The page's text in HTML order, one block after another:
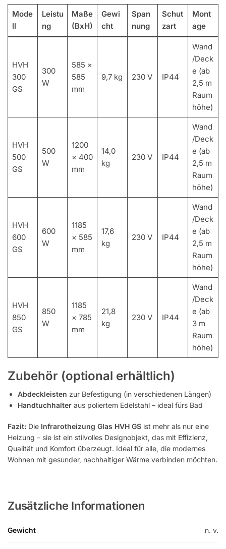
Mode
ll
Leistu
ng
Maße
(BxH)
Gewi
cht
Span
nung
Schut
zart
Mont
age
HVH
300
GS
300
W
585 ×
585
mm
9,7 kg 230 V IP44
Wand
/Deck
e (ab
2,5 m
Raum
höhe)
HVH
500
GS
500
W
1200
× 400
mm
14,0
kg
230 V IP44
Wand
/Deck
e (ab
2,5 m
Raum
höhe)
HVH
600
GS
600
W
1185
× 585
mm
17,6
kg
230 V IP44
Wand
/Deck
e (ab
2,5 m
Raum
höhe)
HVH
850
GS
850
W
1185
× 785
mm
21,8
kg
230 V IP44
Wand
/Deck
e (ab
3 m
Raum
höhe)
Zubehör (optional erhältlich)
Abdeckleisten zur Befestigung (in verschiedenen Längen)
Handtuchhalter aus poliertem Edelstahl – ideal fürs Bad
Fazit: Die Infrarotheizung Glas HVH GS ist mehr als nur eine
Heizung – sie ist ein stilvolles Designobjekt, das mit Effizienz,
Qualität und Komfort überzeugt. Ideal für alle, die modernes
Wohnen mit gesunder, nachhaltiger Wärme verbinden möchten.
Zusätzliche Informationen
Gewicht n. v.